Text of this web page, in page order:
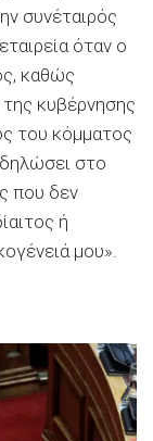
συνέταιρός
όταν ο
καθώς
κυβέρνησης
του κόμματος
δηλώσει στο
που δεν
ή
μου».